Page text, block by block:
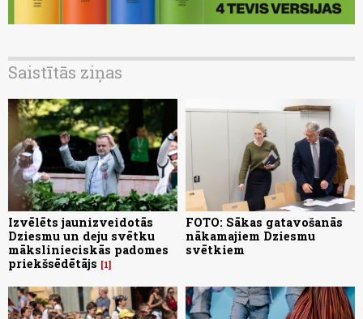
Saistītās ziņas
Izvēlēts jaunizveidotās
Dziesmu un deju svētku
mākslinieciskās padomes
priekšsēdētājs
1
FOTO: Sākas gatavošanās
nākamajiem Dziesmu
svētkiem